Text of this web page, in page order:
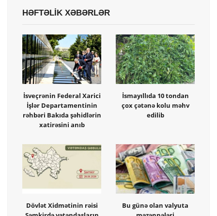
HƏFTƏLİK XƏBƏRLƏR
İsveçrənin Federal Xarici
İşlər Departamentinin
rəhbəri Bakıda şəhidlərin
xatirəsini anıb
İsmayıllıda 10 tondan
çox çətənə kolu məhv
edilib
Dövlət Xidmətinin rəisi
Bu günə olan valyuta